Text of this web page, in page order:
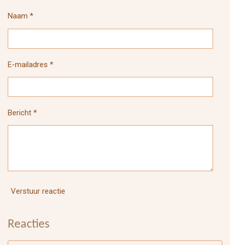
Naam *
E-mailadres *
Bericht *
Verstuur reactie
Reacties